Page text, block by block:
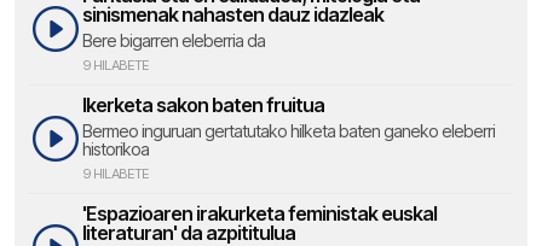
sinismenak nahasten dauz idazleak
Bere bigarren eleberria da
9 HILABETE
Ikerketa sakon baten fruitua
Bermeo inguruan gertatutako hilketa baten ganeko eleberri
historikoa
9 HILABETE
'Espazioaren irakurketa feministak euskal
literaturan' da azpititulua